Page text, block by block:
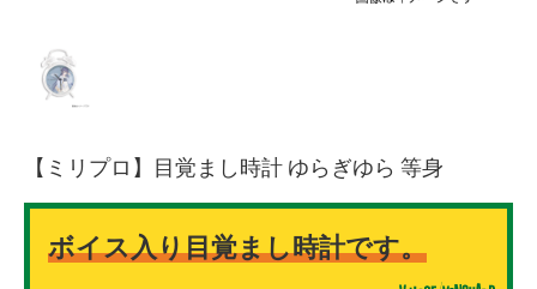
【ミリプロ】目覚まし時計 ゆらぎゆら 等身
ボイス入り目覚まし時計です。